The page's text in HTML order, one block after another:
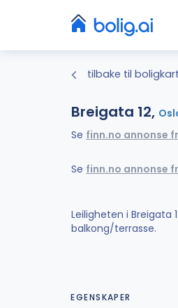
tilbake til boligkart
Breigata 12,
Se finn.no annonse
Se finn.no annonse
Leiligheten i Breigata
balkong/terrasse.
EGENSKAPER